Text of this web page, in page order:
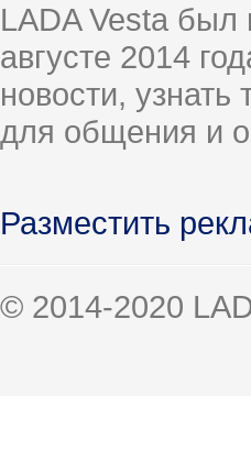
LADA Vesta был
августе 2014
новости,
для общения и
Разместить
© 2014-2020